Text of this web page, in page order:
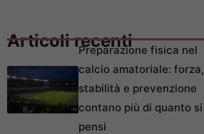
Articoli recentiPreparazione fisica nel
calcio amatoriale: forza,
stabilità e prevenzione
contano più di quanto si
pensi